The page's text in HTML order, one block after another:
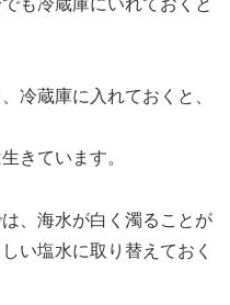
も冷蔵庫にいれておくと
冷蔵庫に入れておくと、
きています。
、海水が白く濁ることが
い塩水に取り替えておく